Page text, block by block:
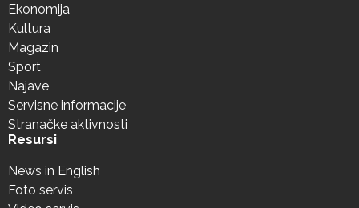
Ekonomija
Kultura
Magazin
Sport
Najave
Servisne informacije
Stranačke aktivnosti
Resursi
News in English
Foto servis